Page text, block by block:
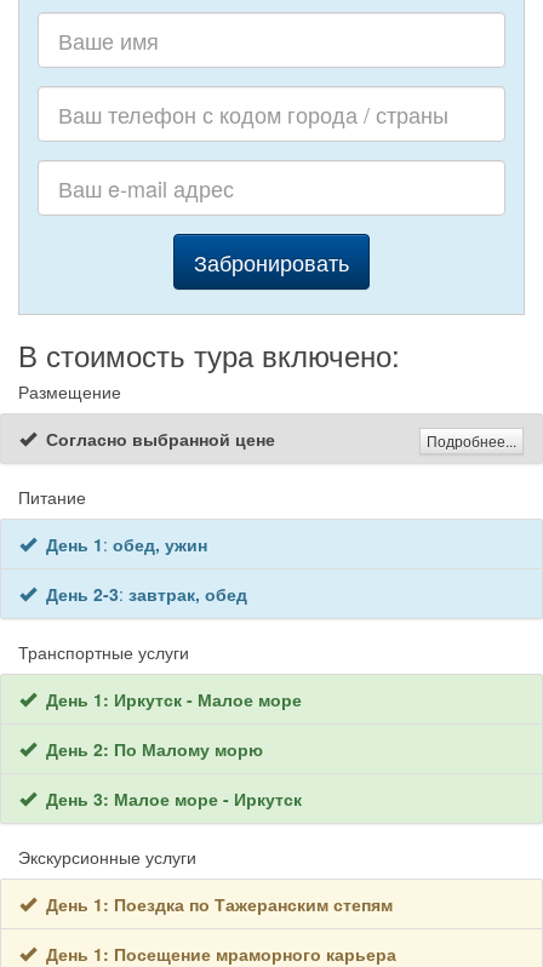
Забронировать
В стоимость тура включено:
Размещение
Согласно выбранной цене
Подробнее...
Питание
День 1: обед, ужин
День 2-3: завтрак, обед
Транспортные услуги
День 1: Иркутск - Малое море
День 2: По Малому морю
День 3: Малое море - Иркутск
Экскурсионные услуги
День 1: Поездка по Тажеранским степям
День 1: Посещение мраморного карьера